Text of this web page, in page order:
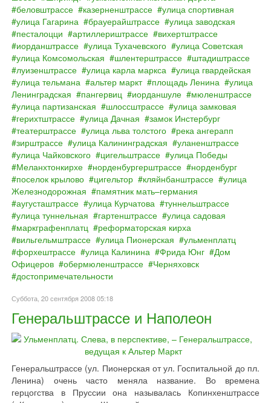
беловштрассе
казерненштрассе
улица спортивная
улица Гагарина
брауерайштрассе
улица заводская
песталоцци
артиллериштрассе
вихертштрассе
иорданштрассе
улица Тухачевского
улица Советская
улица Комсомольская
шлентерштрассе
штадиштрассе
луизенштрассе
улица карла маркса
улица гвардейская
улица тельмана
альтер маркт площадь Ленина
улица
Ленинградская
пангервиц иорданшуле
мюленштрассе
улица партизанская
шлоссштрассе
улица замковая
герихтштрассе
улица Дачная
замок Инстербург
театерштрассе
улица льва толстого
река ангерапп
зирштрассе
улица Калининградская
уланенштрассе
улица Чайковского
цигельштрассе
улица Победы
Меланхтонкирхе
норденбургерштрассе
норденбург
поселок крылово
цигельтор кляйнбанштрассе
улица
Железнодорожная
памятник мать–германия
аугусташтрассе
улица Курчатова
туннельштрассе
улица туннельная
гартенштрассе
улица садовая
маркграфенплатц
реформаторская кирха
вильгельмштрассе
улица Пионерская
ульменплатц
форхештрассе
улица Калинина Фрида Юнг
Дом
Офицеров
обермюленштрассе
Черняховск
достопримечательности
Суббота, 20 сентября 2008 05:18
Генеральштрассе и Наполеон
Генеральштрассе (ул. Пионерская от ул. Госпитальной до пл.
Ленина) очень часто меняла название. Во времена
герцогства в Пруссии она называлась Копинхенштрассе